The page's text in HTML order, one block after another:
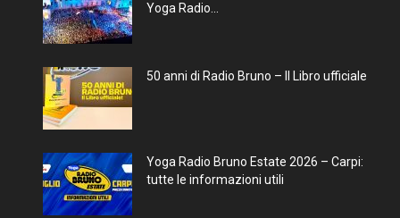
Yoga Radio...
50 anni di Radio Bruno – Il Libro ufficiale
Yoga Radio Bruno Estate 2026 – Carpi:
tutte le informazioni utili